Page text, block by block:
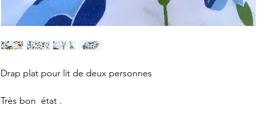
Drap plat pour lit de deux personnes
Très bon état .